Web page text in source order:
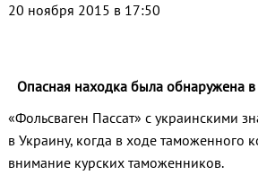
20 ноября 2015 в 17:50
Опасная находка была обнаружена в
«Фольсваген Пассат» с украинскими
в Украину, когда в ходе таможенного
внимание курских таможенников.